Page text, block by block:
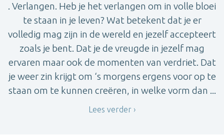
. Verlangen. Heb je het verlangen om in volle bloei
te staan in je leven? Wat betekent dat je er
volledig mag zijn in de wereld en jezelf accepteert
zoals je bent. Dat je de vreugde in jezelf mag
ervaren maar ook de momenten van verdriet. Dat
je weer zin krijgt om ‘s morgens ergens voor op te
staan om te kunnen creëren, in welke vorm dan ...
Lees verder